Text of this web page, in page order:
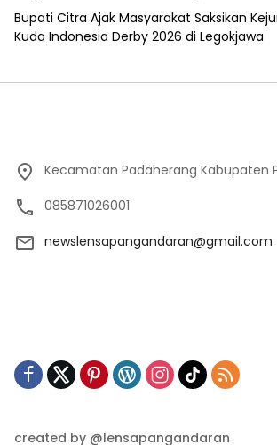
Bupati Citra Ajak Masyarakat Saksikan
Kuda Indonesia Derby 2026 di Legokjawa
Kecamatan Padaherang Kabupaten
085871026001
newslensapangandaran@gmail.com
created by @lensapangandaran